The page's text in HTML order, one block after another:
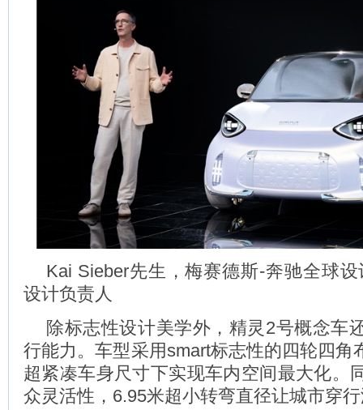
Kai Sieber先生，梅赛德斯-奔驰全球
设计负责人
除标志性设计美学外，精灵2号概念车
行能力。车型采用smart标志性的四轮四角
超紧凑车身尺寸下实现车内空间最大化。
众灵活性，6.95米超小转弯直径让城市穿